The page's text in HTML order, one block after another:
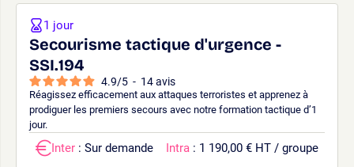
Secourisme tactique d'urgence -
SSI.194
4.9/5 - 14avis
Réagissez efficacement aux attaques terroristes et apprenez à
prodiguer les premiers secours avec notre formation tactique d’1
jour.
1 jour
Inter : Sur demande Intra : 1 190,00 € HT / groupe